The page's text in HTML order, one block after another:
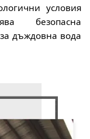
условия
безопасна
дъждовна вода